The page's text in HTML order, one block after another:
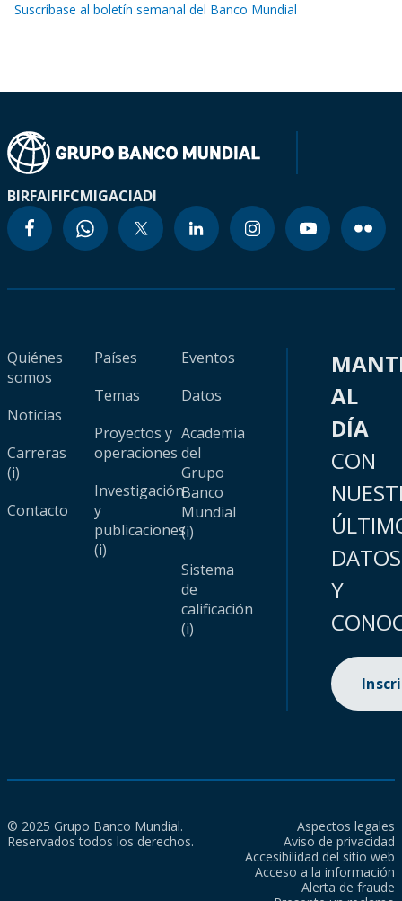
Suscríbase al boletín semanal del Banco Mundial
BIRFAIFIFCMIGACIADI
Quiénes
somos
Noticias
Carreras
(i)
Contacto
Países
Temas
Proyectos y
operaciones
Investigación
y
publicaciones
(i)
Eventos
Datos
Academia
del
Grupo
Banco
Mundial
(i)
Sistema
de
calificación
(i)
AL
DÍA
CON
DATOS
Y
© 2025 Grupo Banco Mundial.
Reservados todos los derechos.
Aspectos legales
Aviso de privacidad
Accesibilidad del sitio web
Acceso a la información
Alerta de fraude